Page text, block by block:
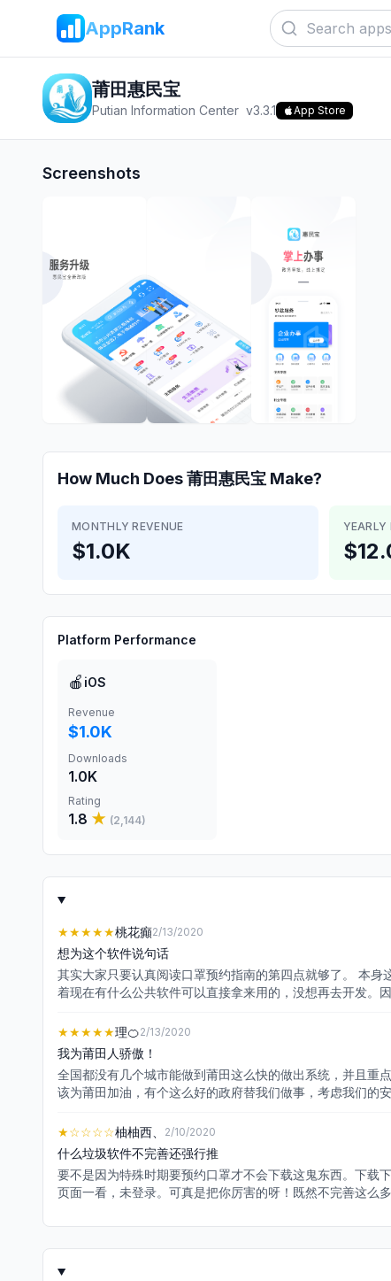
AppRank
莆田惠民宝
Putian Information Center v3.3.1 App Store
Screenshots
How Much Does莆田惠民宝 Make?
MONTHLY REVENUE
$1.0K
YEARLY
Platform Performance
🍎 iOS
Revenue
$1.0K
Downloads
1.0K
Rating
1.8 ★ (2,144)
★★★★★桃花癲2/13/2020
想为这个软件说句话
其实大家只要认真阅读口罩预约指南的第四点就够了。 本身这个软件就是临危受命，承担了预约口罩的重担，以前我们安装这个软件还没有什么口罩预约功能。考虑到时间紧，我想市政府应该就想
着现在有什么公共软件可以直接拿来用的，没想再去开发。
★★★★★理🍊2/13/2020
我为莆田人骄傲！
全国都没有几个城市能做到莆田这么快的做出系统，并且重
该为莆田加油，有个这么好的政府替我们做事，考虑我们的
★☆☆☆☆柚柚西、 2/10/2020
什么垃圾软件不完善还强行推
要不是因为特殊时期要预约口罩才不会下载这鬼东西。下载
页面一看，未登录。可真是把你厉害的呀！既然不完善这么